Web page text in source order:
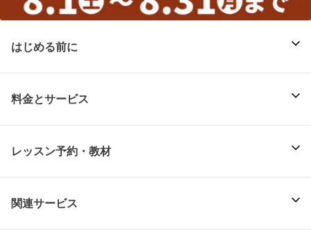
はじめる前に
料金とサービス
レッスン予約・教材
関連サービス